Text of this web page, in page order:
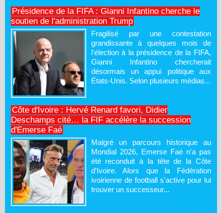
Présidence de la FIFA : Gianni Infantino cherche le
soutien de l'administration Trump
Fragilisé par une contestation
grandissante à quelques mois de
l'élection à la présidence de la FIFA,
Gianni Infantino chercherait
désormais un appui politique aux
États-Unis. Selon plusieurs médias...
Côte d'Ivoire : Hervé Renard favori, Didier
Deschamps cité… la FIF accélère la succession
d'Emerse Faé
Malgré un parcours historique au
Mondial 2026, Emerse Faé n'a pas
été reconduit à la tête de la Côte
d'Ivoire. Alors que la Fédération
ivoirienne de football s'active pour lui
trouver un successeur...